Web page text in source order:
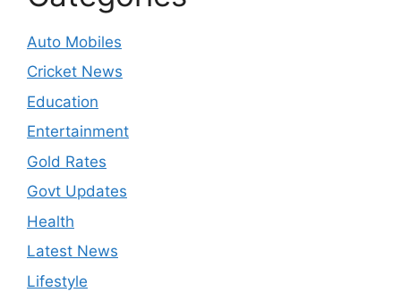
Auto Mobiles
Cricket News
Education
Entertainment
Gold Rates
Govt Updates
Health
Latest News
Lifestyle